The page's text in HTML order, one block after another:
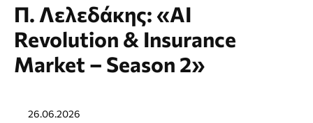
Π. Λελεδάκης: «AI
Revolution & Insurance
Market – Season 2»
26.06.2026